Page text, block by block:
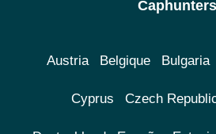
Caphunters
Austria Belgique Bulgaria
Cyprus Czech